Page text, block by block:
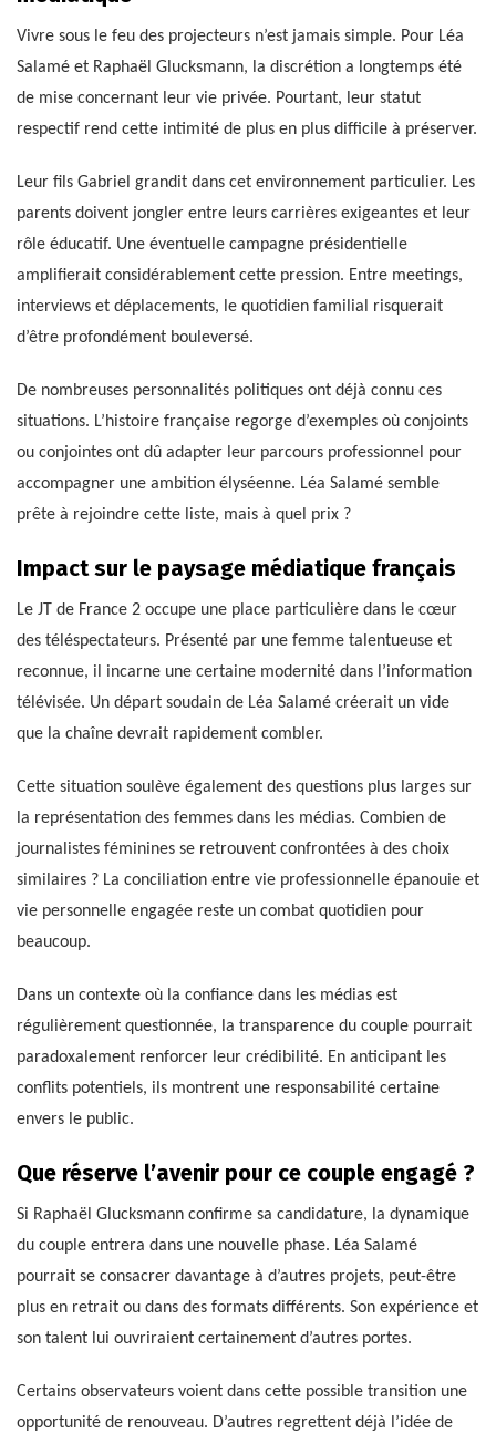
Vivre sous le feu des projecteurs n’est jamais simple. Pour Léa
Salamé et Raphaël Glucksmann, la discrétion a longtemps été
de mise concernant leur vie privée. Pourtant, leur statut
respectif rend cette intimité de plus en plus difficile à préserver.
Leur fils Gabriel grandit dans cet environnement particulier. Les
parents doivent jongler entre leurs carrières exigeantes et leur
rôle éducatif. Une éventuelle campagne présidentielle
amplifierait considérablement cette pression. Entre meetings,
interviews et déplacements, le quotidien familial risquerait
d’être profondément bouleversé.
De nombreuses personnalités politiques ont déjà connu ces
situations. L’histoire française regorge d’exemples où conjoints
ou conjointes ont dû adapter leur parcours professionnel pour
accompagner une ambition élyséenne. Léa Salamé semble
prête à rejoindre cette liste, mais à quel prix ?
Impact sur le paysage médiatique français
Le JT de France 2 occupe une place particulière dans le cœur
des téléspectateurs. Présenté par une femme talentueuse et
reconnue, il incarne une certaine modernité dans l’information
télévisée. Un départ soudain de Léa Salamé créerait un vide
que la chaîne devrait rapidement combler.
Cette situation soulève également des questions plus larges sur
la représentation des femmes dans les médias. Combien de
journalistes féminines se retrouvent confrontées à des choix
similaires ? La conciliation entre vie professionnelle épanouie et
vie personnelle engagée reste un combat quotidien pour
beaucoup.
Dans un contexte où la confiance dans les médias est
régulièrement questionnée, la transparence du couple pourrait
paradoxalement renforcer leur crédibilité. En anticipant les
conflits potentiels, ils montrent une responsabilité certaine
envers le public.
Que réserve l’avenir pour ce couple engagé ?
Si Raphaël Glucksmann confirme sa candidature, la dynamique
du couple entrera dans une nouvelle phase. Léa Salamé
pourrait se consacrer davantage à d’autres projets, peut-être
plus en retrait ou dans des formats différents. Son expérience et
son talent lui ouvriraient certainement d’autres portes.
Certains observateurs voient dans cette possible transition une
opportunité de renouveau. D’autres regrettent déjà l’idée de